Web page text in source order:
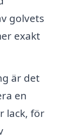
golvets
exakt
är det
en
lack, för